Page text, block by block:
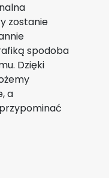
zostanie
spodoba
Dzięki
a